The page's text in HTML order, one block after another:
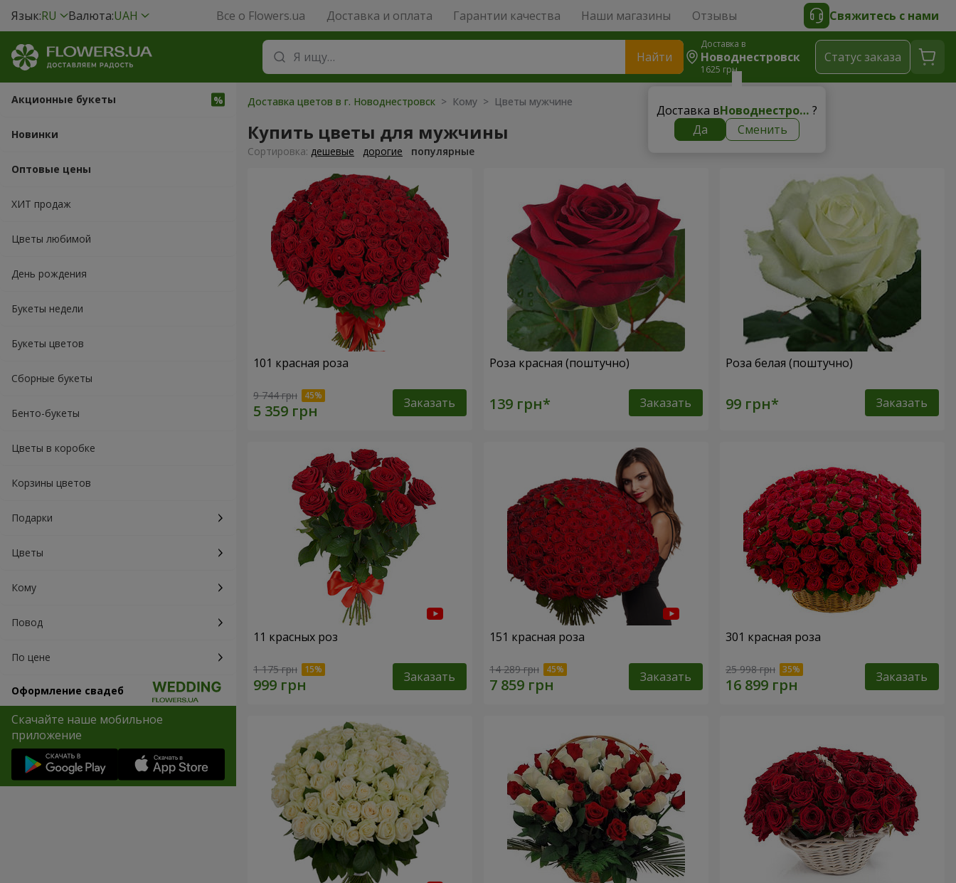
Язык:RU Валюта:UAH Все о Flowers.ua Доставка и оплата Гарантии качества Наши магазины Отзывы Свяжитесь с нами
Найти
Доставка в
Новоднестровск
1625 грн
Доставка в Новоднестровск ?
Да
Сменить
Cтатус заказа
Акционные букеты
Новинки
Оптовые цены
ХИТ продаж
Цветы любимой
День рождения
Букеты недели
Букеты цветов
Сборные букеты
Бенто-букеты
Цветы в коробке
Корзины цветов
Подарки
Цветы
Кому
Повод
По цене
Оформление свадеб
Скачайте наше мобильное
приложение
Доставка цветов в г. Новоднестровск > Кому > Цветы мужчине
Купить цветы для мужчины
Cортировка: дешевые дорогие популярные
101 красная роза
9 744 грн Заказать
Роза красная (поштучно)
Заказать
Роза белая (поштучно)
Заказать
11 красных роз
1 175 грн Заказать
151 красная роза
14 289 грн Заказать
301 красная роза
25 998 грн Заказать